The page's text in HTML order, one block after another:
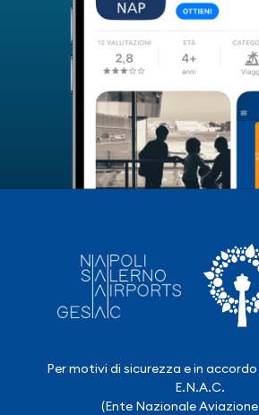
Per motivi di sicurezza e in
E.N.A.C.
(Ente Nazionale Aviazione